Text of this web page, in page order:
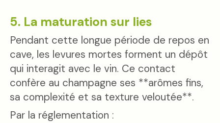
5. La maturation sur lies
Pendant cette longue période de repos en
cave, les levures mortes forment un dépôt
qui interagit avec le vin. Ce contact
confère au champagne ses **arômes fins,
sa complexité et sa texture veloutée**.
Par la réglementation :